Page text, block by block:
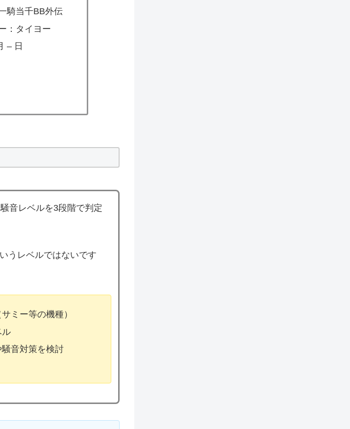
騎当千BB外伝
：タイヨー
– 日
音レベルを3段階で判定
うレベルではないです
ミー等の機種）
ル
音対策を検討